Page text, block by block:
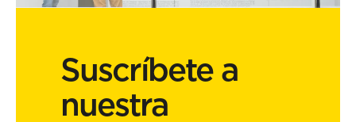
Suscríbete a
nuestra